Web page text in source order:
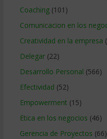
Coaching(101)
Comunicacion en los
Creatividad en la empresa
Delegar(22)
Desarrollo Personal (566)
Efectividad (52)
Empowerment (15)
Etica en los negocios (46)
Gerencia de Proyectos (66)